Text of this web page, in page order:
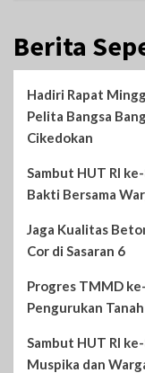
Berita
Hadiri Rapat
Pelita Bangsa
Cikedokan
Sambut HUT RI
Bakti Bersama
Jaga Kualitas
Cor di Sasaran 6
Progres TMMD
Pengurukan
Sambut HUT RI
Muspika dan